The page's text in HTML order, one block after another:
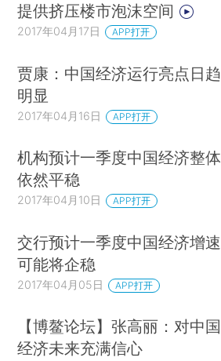
提供挤压楼市泡沫空间
2017年04月17日 APP打开
贾康：中国经济运行亮点日趋
明显
2017年04月16日 APP打开
机构预计一季度中国经济整体
依然平稳
2017年04月10日 APP打开
交行预计一季度中国经济增速
可能将企稳
2017年04月05日 APP打开
【博鳌论坛】张高丽：对中国
经济未来充满信心